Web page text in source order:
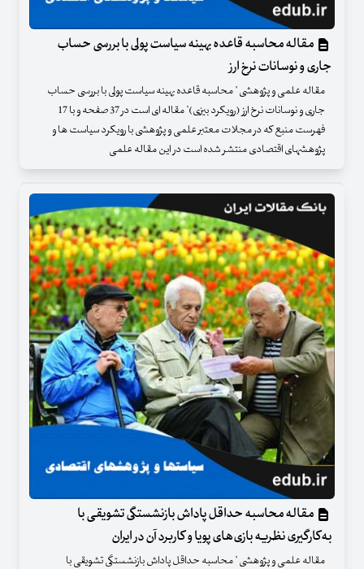
مقاله محاسبه قاعده بهینه سیاست پولی با بررسی حساب
جاری و نوسانات نرخ ارز
مقاله علمی و پژوهشی " محاسبه قاعده بهینه سیاست پولی با بررسی حساب
جاری و نوسانات نرخ ارز (رویکرد بیزی)" مقاله ای است در 37 صفحه و با 17
فهرست منبع که در مجلات معتبر علمی و پژوهشی با رویکرد سیاست ها و
پژوهشهای اقتصادی منتشر شده است در این مقاله علمی
مقاله محاسبه حداقل پاداش بازنشستگی تشویقی با
به‌کارگیری نظریه بازی‌های پویا و کاربرد آن در ایران
مقاله علمی و پژوهشی " محاسبه حداقل پاداش بازنشستگی تشویقی با